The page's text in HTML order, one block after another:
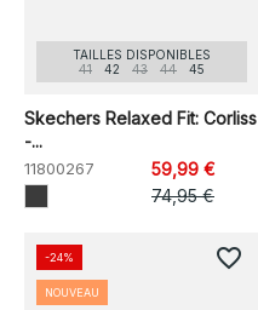
TAILLES DISPONIBLES
41
42 43 44 45
Skechers Relaxed Fit: Corliss
-...
11800267
59,99 €
74,95 €
-24%
NOUVEAU
favorite_border